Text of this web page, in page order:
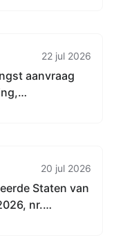
22 jul 2026
aanvraag
20 jul 2026
Staten van
nr.